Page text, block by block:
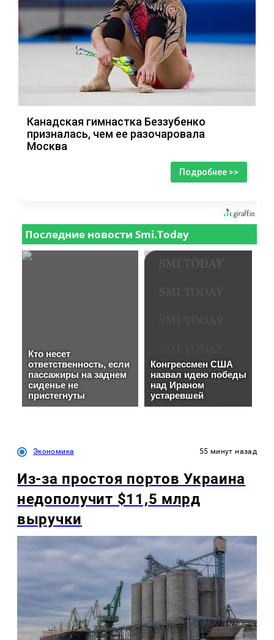
Канадская гимнастка Беззубенко
призналась, чем ее разочаровала
Москва
Подробнее >>
Экономика 55 минут назад
Из-за простоя портов Украина
недополучит $11,5 млрд
выручки